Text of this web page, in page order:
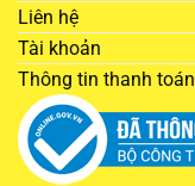
Liên hệ
Tài khoản
Thông tin thanh toán